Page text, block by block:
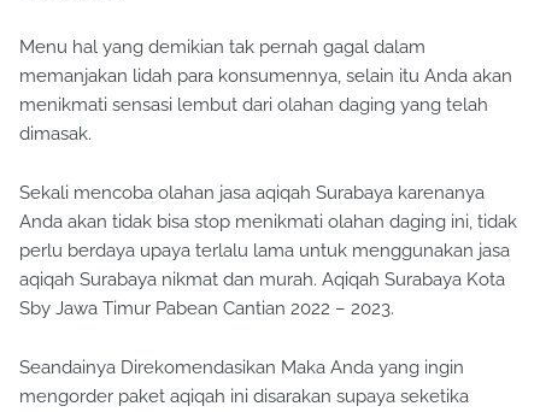
Menu hal yang demikian tak pernah gagal dalam
memanjakan lidah para konsumennya, selain itu Anda akan
menikmati sensasi lembut dari olahan daging yang telah
dimasak.
Sekali mencoba olahan jasa aqiqah Surabaya karenanya
Anda akan tidak bisa stop menikmati olahan daging ini, tidak
perlu berdaya upaya terlalu lama untuk menggunakan jasa
aqiqah Surabaya nikmat dan murah. Aqiqah Surabaya Kota
Sby Jawa Timur Pabean Cantian 2022 – 2023.
Seandainya Direkomendasikan Maka Anda yang ingin
mengorder paket aqiqah ini disarakan supaya seketika